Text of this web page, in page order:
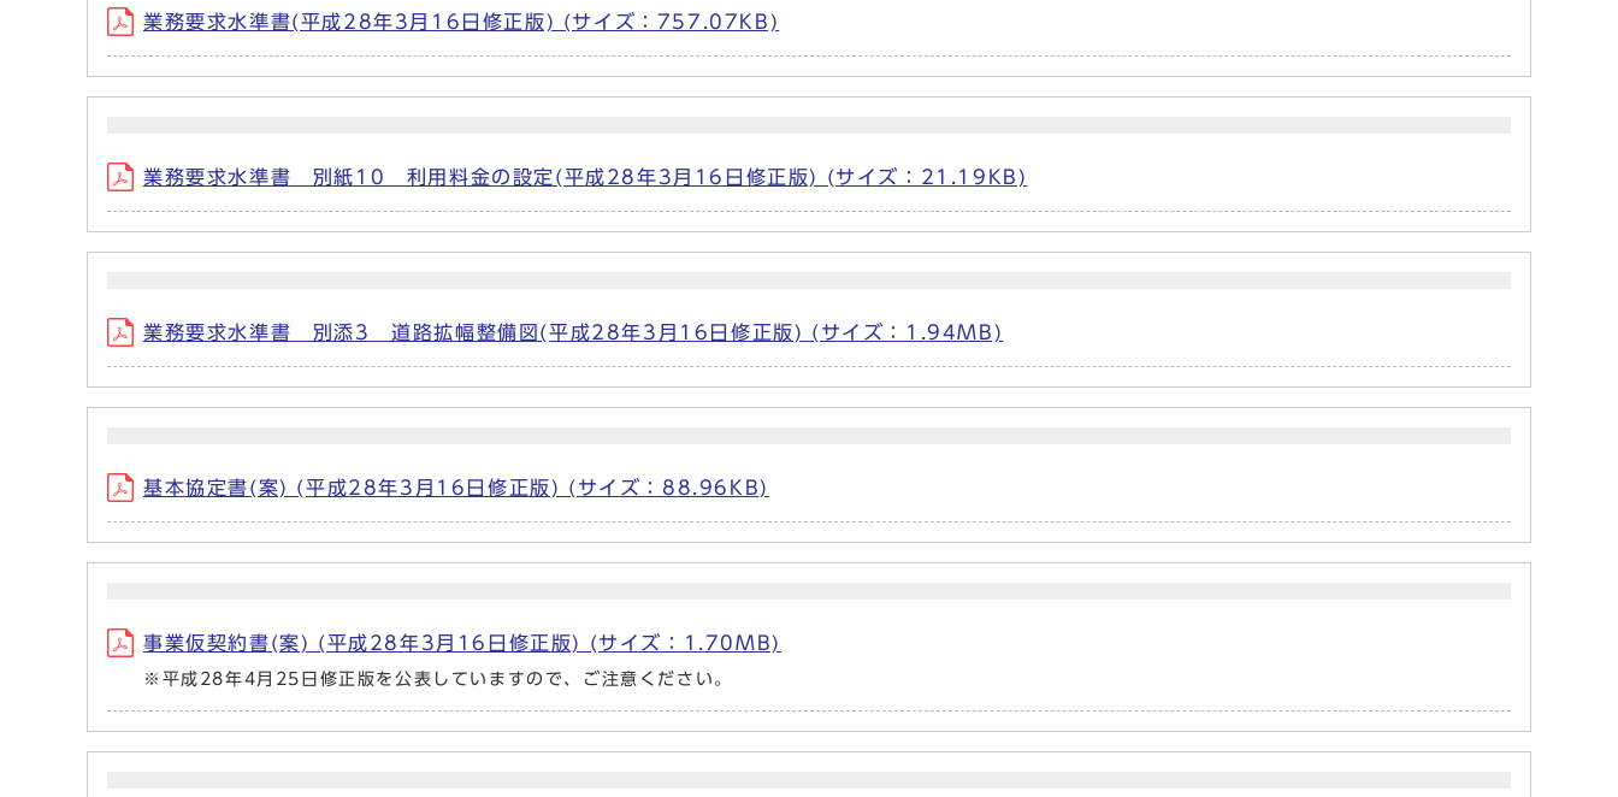
業務要求水準書(平成28年3月16日修正版) (サイズ：757.07KB)
業務要求水準書 別紙10 利用料金の設定(平成28年3月16日修正版) (サイズ：21.19KB)
業務要求水準書 別添3 道路拡幅整備図(平成28年3月16日修正版) (サイズ：1.94MB)
基本協定書(案) (平成28年3月16日修正版) (サイズ：88.96KB)
事業仮契約書(案) (平成28年3月16日修正版) (サイズ：1.70MB)
※平成28年4月25日修正版を公表していますので、ご注意ください。